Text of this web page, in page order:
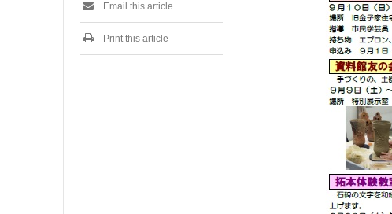
Email this article
Print this article